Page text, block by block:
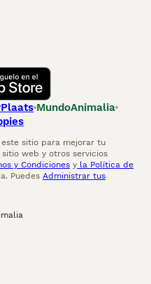
MundoAnimalia
sitio para mejorar tu
web y otros servicios
y Condiciones y la Política de
Puedes Administrar tus